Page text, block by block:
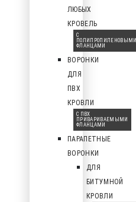
ЛЮБЫХ
КРОВЕЛЬ
С
ПОЛИПРОПИЛЕНОВЫМИ
ФЛАНЦАМИ
ВОРОНКИ
ДЛЯ
ПВХ
КРОВЛИ
С ПВХ
ПРИВАРИВАЕМЫМИ
ФЛАНЦАМИ
ПАРАПЕТНЫЕ
ВОРОНКИ
ДЛЯ
БИТУМНОЙ
КРОВЛИ